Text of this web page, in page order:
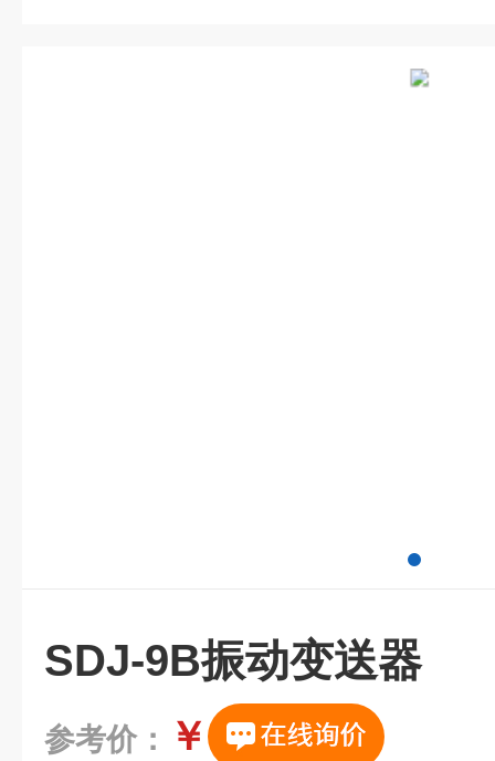
SDJ-9B振动变送器
参考价： ￥